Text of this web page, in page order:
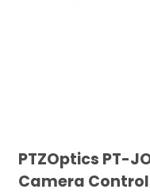
PTZOptics PT-
Camera